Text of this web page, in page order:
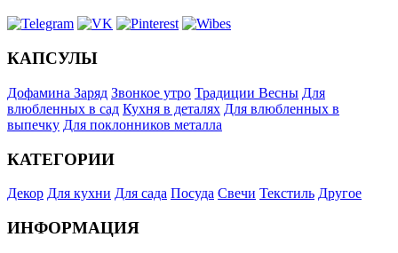
КАПСУЛЫ
Дофамина Заряд Звонкое утро Традиции Весны Для
влюбленных в сад Кухня в деталях Для влюбленных в
выпечку Для поклонников металла
КАТЕГОРИИ
Декор Для кухни Для сада Посуда Свечи Текстиль Другое
ИНФОРМАЦИЯ